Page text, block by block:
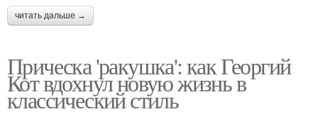
читать дальше →
Прическа 'ракушка': как Георгий
Кот вдохнул новую жизнь в
классический стиль